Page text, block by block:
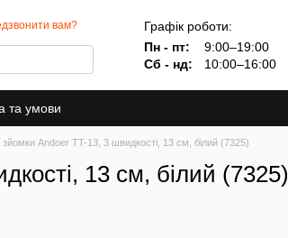
вам?
Графік роботи:
Пн - пт:
9:00–19:00
Сб - нд:
10:00–16:00
та умови
Andoer TT-13, 3 швидкості, 13 см, білий (7325)
13 см, білий (7325)